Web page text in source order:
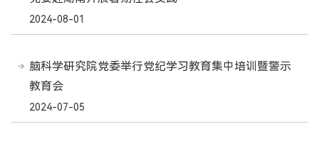
2024-08-01
脑科学研究院党委举行党纪学习教育集中培训暨警示
教育会
2024-07-05